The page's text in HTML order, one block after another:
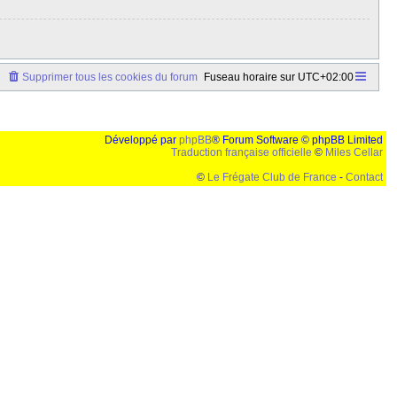
Fuseau horaire sur UTC+02:00
Supprimer tous les cookies du forum
Développé par phpBB® Forum Software © phpBB Limited
Traduction française officielle © Miles Cellar
© Le Frégate Club de France - Contact